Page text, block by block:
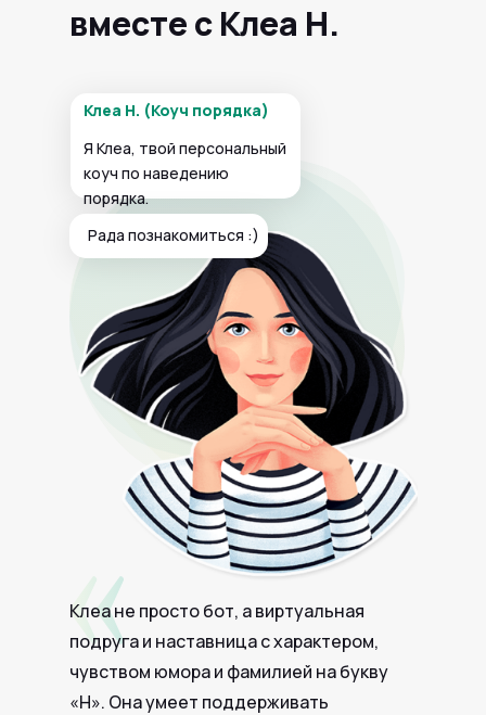
вместе с Клеа Н.
Клеа не просто бот, а виртуальная
подруга и наставница с характером,
чувством юмора и фамилией на букву
«Н». Она умеет поддерживать
Клеа Н. (Коуч порядка)
Я Клеа, твой персональный
коуч по наведению
порядка.
Рада познакомиться :)